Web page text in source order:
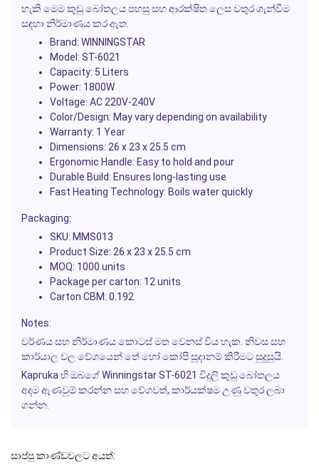
හැකි මෙම කුඩු බෝතලය පහසු සහ ආරක්ෂිත ලෙස වතුර ගැන්වීම
සඳහා නිර්මාණය කර ඇත.
Brand: WINNINGSTAR
Model: ST-6021
Capacity: 5 Liters
Power: 1800W
Voltage: AC 220V-240V
Color/Design: May vary depending on availability
Warranty: 1 Year
Dimensions: 26 x 23 x 25.5 cm
Ergonomic Handle: Easy to hold and pour
Durable Build: Ensures long-lasting use
Fast Heating Technology: Boils water quickly
Packaging:
SKU: MMS013
Product Size: 26 x 23 x 25.5 cm
MOQ: 1000 units
Package per carton: 12 units
Carton CBM: 0.192
Notes:
වර්ණය සහ නිර්මාණය කොටස් මත වෙනස් විය හැක. නිවස සහ
කාර්යාල වල වේගයෙන් තේ හෝ කෝපි සූදානම් කිරීමට සුදුසුයි.
Kapruka හි ඔබගේ Winningstar ST-6021 විදුලි කුඩු බෝතලය
අදම ඇණවුම් කරන්න සහ වේගවත්, කාර්යක්ෂම උණු වතුර ලබා
ගන්න.
සාප්පු කාණ්ඩවලට අයත්: